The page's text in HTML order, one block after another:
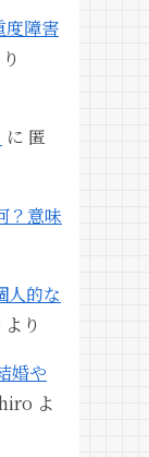
度障害
に 匿
？意味
人的な
より
婚や
よ